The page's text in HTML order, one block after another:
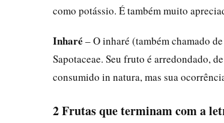
como potássio. É também muito
Inharé – O inharé (também chamado
Sapotaceae. Seu fruto é arredondado,
consumido in natura, mas sua
2 Frutas que terminam com a